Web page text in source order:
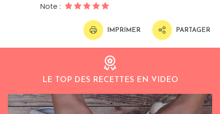
Note :
IMPRIMER PARTAGER
LE TOP DES RECETTES EN VIDEO